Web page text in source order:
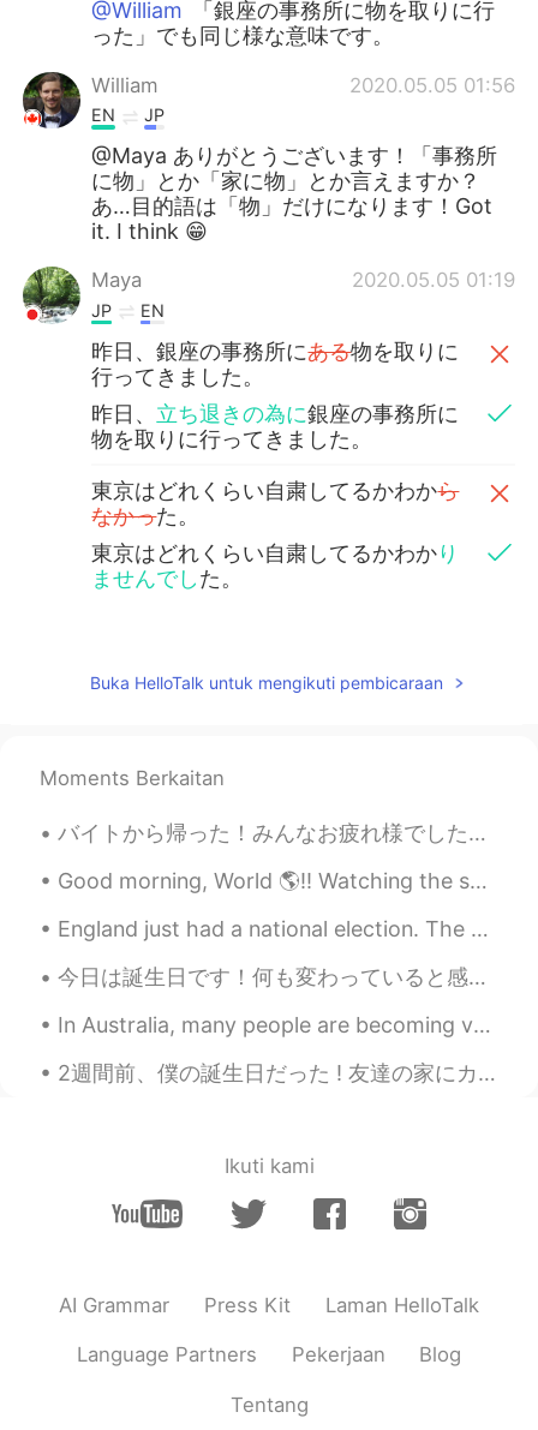
@William
「銀座の事務所に物を取りに行
った」でも同じ様な意味です。
William 2020.05.05 01:56
EN JP
@Maya ありがとうございます！「事務所
に物」とか「家に物」とか言えますか？
あ…目的語は「物」だけになります！Got
it. I think 😁
Maya 2020.05.05 01:19
JP EN
昨日、銀座の事務所にある物を取りに
行ってきました。
昨日、 立ち退きの為に銀座の事務所に
物を取りに行ってきました。
東京はどれくらい自粛してるかわから
なかった。
東京はどれくらい自粛してるかわかり
ませんでした。
William
sentences are the best 😉
William 2020.05.03 05:22
back and explore after coronavirus
yeah it was hard to believe!
ari 2020.05.03 05:14
取りに😧笑
Ayane 2020.05.03 05:13
Buka HelloTalk untuk mengikuti pembicaraan
Moments Berkaitan
バイトから帰った！みんなお疲れ様でした〜 社長は金平糖買ってくれた！笑 バイト終わって、友達と一緒にカワカフェに行った！鴨川の近くにあるカフェ！とても美味しかった！オススメやわ！♥️😌是非行っ...
Good morning, World 🌎!! Watching the sunrise this morning felt different for some reason. 🌅 W...
England just had a national election. The worst result has come of it, and I never want to return...
今日は誕生日です！何も変わっていると感じないけどね。これは年をとると言うことかな。とにかく食べに行こう( ^ω^ ) Today is my birthday! Although I don’...
In Australia, many people are becoming vegetarian. Is that also the case in Japan? Me personall...
2週間前、僕の誕生日だった ! 友達の家にカットしてもらいに行って、サプライズされた ! カットの他にもお好み焼きを作ったり、ケーキをくれたら、プレゼントもくれたりしてくれた ! 本当に感動した...
Ikuti kami
AI Grammar Press Kit Laman HelloTalk
Language Partners Pekerjaan Blog
Tentang